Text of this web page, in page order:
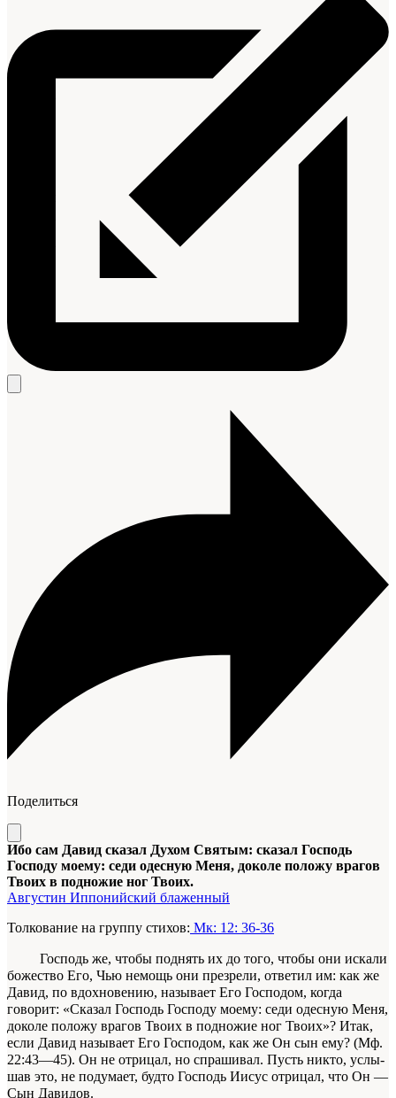
Поделиться
Ибо сам Давид сказал Духом Святым: сказал Господь
Господу моему: седи одесную Меня, доколе положу врагов
Твоих в подножие ног Твоих.
Августин Иппонийский блаженный
Толкование на группу стихов: Мк: 12: 36-36
Господь же, чтобы поднять их до того, чтобы они искали
боже­ство Его, Чью немощь они презрели, ответил им: как же
Давид, по вдохновению, называет Его Гос­подом, когда
говорит: «Сказал Господь Господу мое­му: седи одесную Меня,
доколе положу врагов Твоих в подножие ног Твоих»? Итак,
если Давид называет Его Господом, как же Он сын ему? (Мф.
22:43—45). Он не отрицал, но спрашивал. Пусть никто, услы­
шав это, не подумает, будто Господь Иисус отри­цал, что Он —
Сын Давидов.